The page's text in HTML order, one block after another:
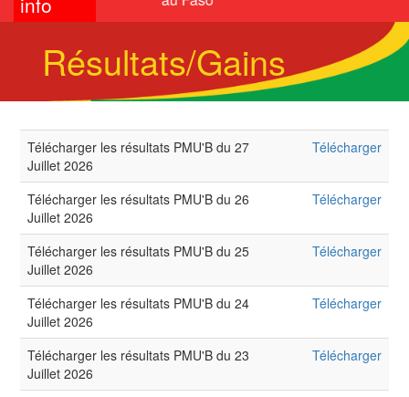
Résultats/Gains
Télécharger les résultats PMU'B du 27
Juillet 2026
Télécharger
Télécharger les résultats PMU'B du 26
Juillet 2026
Télécharger
Télécharger les résultats PMU'B du 25
Juillet 2026
Télécharger
Télécharger les résultats PMU'B du 24
Juillet 2026
Télécharger
Télécharger les résultats PMU'B du 23
Juillet 2026
Télécharger